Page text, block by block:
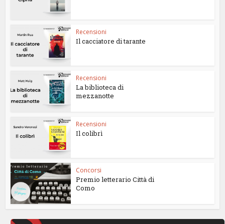
Recensioni
Il cacciatore di tarante
Recensioni
La biblioteca di
mezzanotte
Recensioni
Il colibrì
Concorsi
Premio letterario Città di
Como